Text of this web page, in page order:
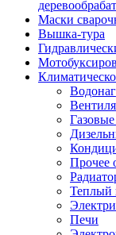
Маски
Вышка-тура
Прочее
Теплый
Печи